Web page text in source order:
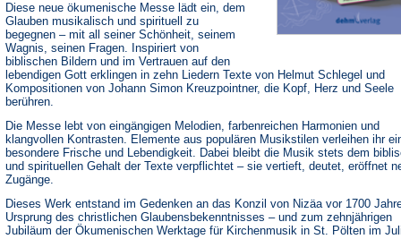
Diese neue ökumenische Messe lädt ein, dem
Glauben musikalisch und spirituell zu
begegnen – mit all seiner Schönheit, seinem
Wagnis, seinen Fragen. Inspiriert von
biblischen Bildern und im Vertrauen auf den
lebendigen Gott erklingen in zehn Liedern Texte von Helmut Schlegel und
Kompositionen von Johann Simon Kreuzpointner, die Kopf, Herz und Seele
berühren.
Die Messe lebt von eingängigen Melodien, farbenreichen Harmonien und
klangvollen Kontrasten. Elemente aus populären Musikstilen verleihen ihr
besondere Frische und Lebendigkeit. Dabei bleibt die Musik stets dem
und spirituellen Gehalt der Texte verpflichtet – sie vertieft, deutet, eröffnet
Zugänge.
Dieses Werk entstand im Gedenken an das Konzil von Nizäa vor 1700
Ursprung des christlichen Glaubensbekenntnisses – und zum zehnjährigen
Jubiläum der Ökumenischen Werktage für Kirchenmusik in St. Pölten im